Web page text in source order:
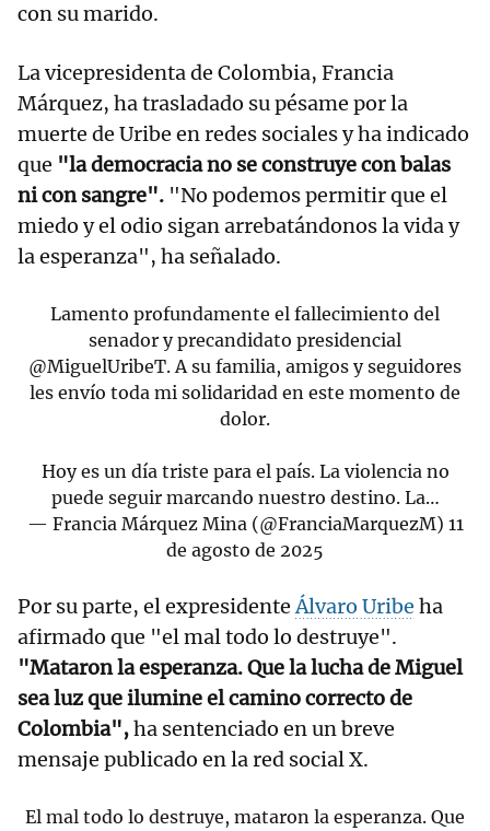
con su marido.
La vicepresidenta de Colombia, Francia
Márquez, ha trasladado su pésame por la
muerte de Uribe en redes sociales y ha indicado
que "la democracia no se construye con balas
ni con sangre". "No podemos permitir que el
miedo y el odio sigan arrebatándonos la vida y
la esperanza", ha señalado.
Lamento profundamente el fallecimiento del
senador y precandidato presidencial
@MiguelUribeT. A su familia, amigos y seguidores
les envío toda mi solidaridad en este momento de
dolor.
Hoy es un día triste para el país. La violencia no
puede seguir marcando nuestro destino. La…
— Francia Márquez Mina (@FranciaMarquezM) 11
de agosto de 2025
Por su parte, el expresidenteÁlvaro Uribe ha
afirmado que "el mal todo lo destruye".
"Mataron la esperanza. Que la lucha de Miguel
sea luz que ilumine el camino correcto de
Colombia",ha sentenciado en un breve
mensaje publicado en la red social X.
El mal todo lo destruye, mataron la esperanza. Que